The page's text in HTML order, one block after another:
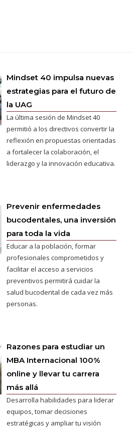
Mindset 40 impulsa nuevas
estrategias para el futuro de
la UAG
La última sesión de Mindset 40
permitió a los directivos convertir la
reflexión en propuestas orientadas
a fortalecer la colaboración, el
liderazgo y la innovación educativa.
Prevenir enfermedades
bucodentales, una inversión
para toda la vida
Educar a la población, formar
profesionales comprometidos y
facilitar el acceso a servicios
preventivos permitirá cuidar la
salud bucodental de cada vez más
personas.
Razones para estudiar un
MBA Internacional 100%
online y llevar tu carrera
más allá
Desarrolla habilidades para liderar
equipos, tomar decisiones
estratégicas y ampliar tu visión